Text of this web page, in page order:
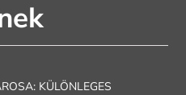
KÜLÖNLEGES